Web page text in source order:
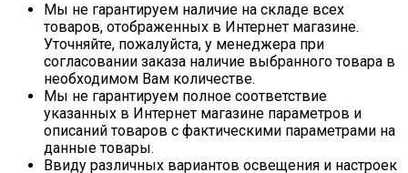
Мы не гарантируем наличие на складе всех
товаров, отображенных в Интернет магазине.
Уточняйте, пожалуйста, у менеджера при
согласовании заказа наличие выбранного товара в
необходимом Вам количестве.
Мы не гарантируем полное соответствие
указанных в Интернет магазине параметров и
описаний товаров с фактическими параметрами на
данные товары.
Ввиду различных вариантов освещения и настроек